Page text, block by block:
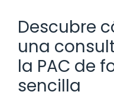
Descubre
una
la PAC de
sencilla